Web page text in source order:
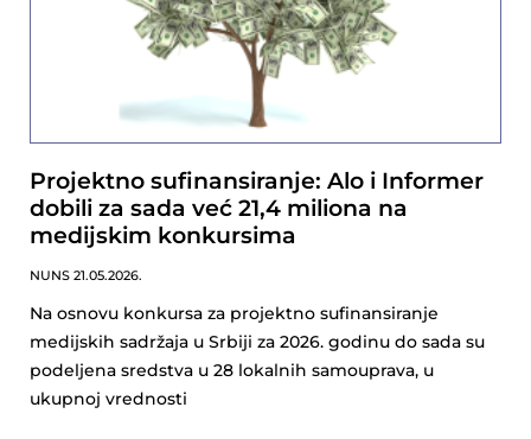
Projektno sufinansiranje: Alo i Informer
dobili za sada već 21,4 miliona na
medijskim konkursima
NUNS 21.05.2026.
Na osnovu konkursa za projektno sufinansiranje
medijskih sadržaja u Srbiji za 2026. godinu do sada su
podeljena sredstva u 28 lokalnih samouprava, u
ukupnoj vrednosti